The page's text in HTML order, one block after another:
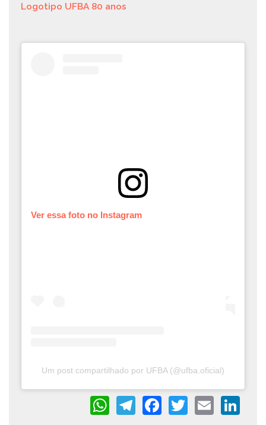
Logotipo UFBA 80 anos
Ver essa foto no Instagram
Um post compartilhado por UFBA (@ufba.oficial)
WhatsApp
Telegram
Facebook
Twitter
Email